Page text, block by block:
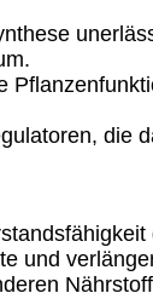
die
und